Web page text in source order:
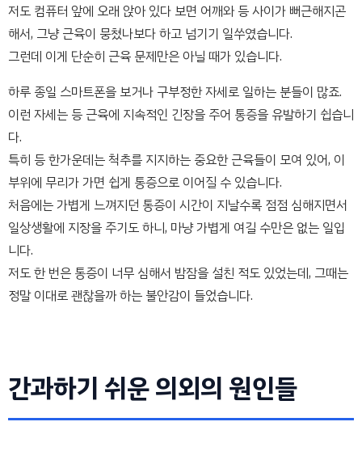
저도 컴퓨터 앞에 오래 앉아 있다 보면 어깨와 등 사이가 뻐근해지곤
해서, 그냥 근육이 뭉쳤나보다 하고 넘기기 일쑤였습니다.
그런데 이게 단순히 근육 문제만은 아닐 때가 있습니다.
하루 종일 스마트폰을 보거나 구부정한 자세로 일하는 분들이 많죠.
이런 자세는 등 근육에 지속적인 긴장을 주어 통증을 유발하기 쉽습니
다.
특히 등 한가운데는 척추를 지지하는 중요한 근육들이 모여 있어, 이
부위에 무리가 가면 쉽게 통증으로 이어질 수 있습니다.
처음에는 가볍게 느껴지던 통증이 시간이 지날수록 점점 심해지면서
일상생활에 지장을 주기도 하니, 마냥 가볍게 여길 수만은 없는 일입
니다.
저도 한 번은 통증이 너무 심해서 밤잠을 설친 적도 있었는데, 그때는
정말 이대로 괜찮을까 하는 불안감이 들었습니다.
간과하기 쉬운 의외의 원인들